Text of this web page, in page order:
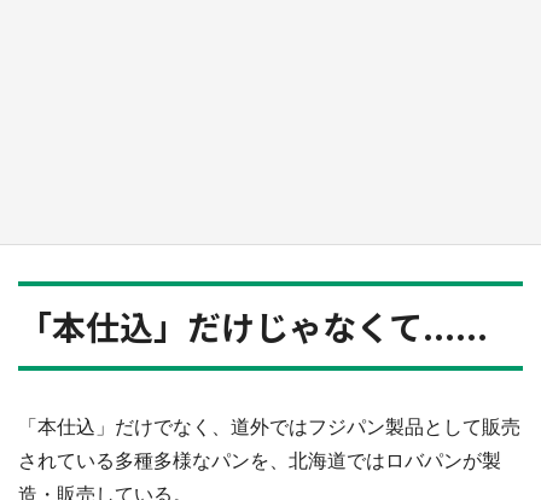
「本仕込」だけじゃなくて......
「本仕込」だけでなく、道外ではフジパン製品として販売
されている多種多様なパンを、北海道ではロバパンが製
造・販売している。